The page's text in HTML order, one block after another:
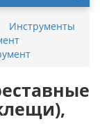
Инструменты